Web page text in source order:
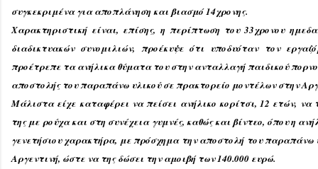
συγκεκριμένα για αποπλάνηση και βιασμό 14χρονης.
Χαρακτηριστική είναι, επίσης, η περίπτωση του 33χρονου
διαδικτυακών συνομιλιών, προέκυψε ότι υποδυόταν τον
προέτρεπε τα ανήλικα θύματα του στην ανταλλαγή παιδικού
αποστολής του παραπάνω υλικού σε πρακτορείο μοντέλων στην
Μάλιστα είχε καταφέρει να πείσει ανήλικο κορίτσι, 12 ετών,
της με ρούχα και στη συνέχεια γυμνές, καθώς και βίντεο, όπου η
γενετήσιου χαρακτήρα, με πρόσχημα την αποστολή του παραπάνω
Αργεντινή, ώστε να της δώσει την αμοιβή των 140.000 ευρώ.